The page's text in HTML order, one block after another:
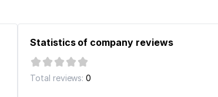
Statistics of company reviews
Total reviews: 0